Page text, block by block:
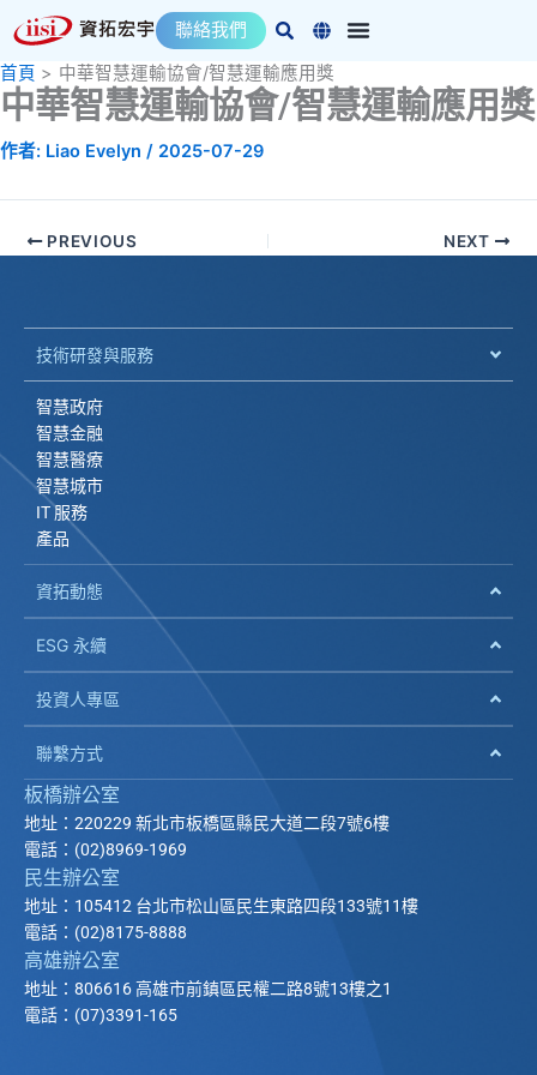
至
主
要
內
容
聯絡我們
首頁
中華智慧運輸協會/智慧運輸應用獎
中華智慧運輸協會/智慧運輸應用獎
作者: Liao Evelyn / 2025-07-29
PREVIOUS NEXT
技術研發與服務
智慧政府
智慧金融
智慧醫療
智慧城市
IT 服務
產品
資拓動態
ESG 永續
投資人專區
聯繫方式
板橋辦公室
地址：220229 新北市板橋區縣民大道二段7號6樓
電話：(02)8969-1969
民生辦公室
地址：105412 台北市松山區民生東路四段133號11樓
電話：(02)8175-8888
高雄辦公室
地址：806616 高雄市前鎮區民權二路8號13樓之1
電話：(07)3391-165